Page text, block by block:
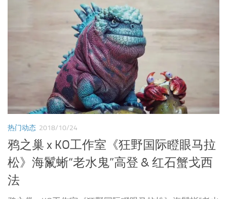
热门动态 2018/10/24
鸦之巢 x KO工作室《狂野国际瞪眼马拉
松》海鬣蜥“老水鬼”高登 & 红石蟹戈西
法